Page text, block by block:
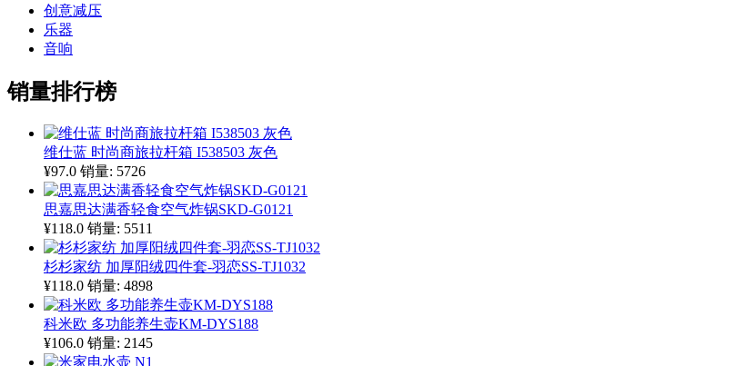
创意减压
乐器
音响
销量排行榜
维仕蓝 时尚商旅拉杆箱 I538503 灰色
¥97.0 销量: 5726
思嘉思达满香轻食空气炸锅SKD-G0121
¥118.0 销量: 5511
杉杉家纺 加厚阳绒四件套-羽恋SS-TJ1032
¥118.0 销量: 4898
科米欧 多功能养生壶KM-DYS188
¥106.0 销量: 2145